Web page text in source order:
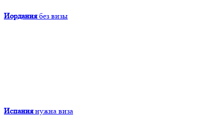
Иордания без визы
Испания нужна виза